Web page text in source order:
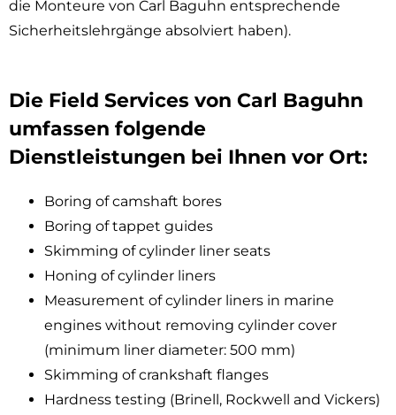
die Monteure von Carl Baguhn entsprechende
Sicherheitslehrgänge absolviert haben).
Die Field Services von Carl Baguhn
umfassen folgende
Dienstleistungen bei Ihnen vor Ort:
Boring of camshaft bores
Boring of tappet guides
Skimming of cylinder liner seats
Honing of cylinder liners
Measurement of cylinder liners in marine
engines without removing cylinder cover
(minimum liner diameter: 500 mm)
Skimming of crankshaft flanges
Hardness testing (Brinell, Rockwell and Vickers)